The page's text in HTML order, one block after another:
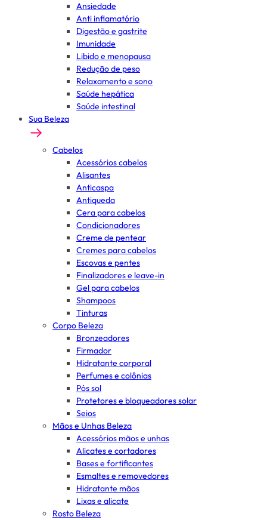
Ansiedade
Anti inflamatório
Digestão e gastrite
Imunidade
Libido e menopausa
Redução de peso
Relaxamento e sono
Saúde hepática
Saúde intestinal
Sua Beleza
Cabelos
Acessórios cabelos
Alisantes
Anticaspa
Antiqueda
Cera para cabelos
Condicionadores
Creme de pentear
Cremes para cabelos
Escovas e pentes
Finalizadores e leave-in
Gel para cabelos
Shampoos
Tinturas
Corpo Beleza
Bronzeadores
Firmador
Hidratante corporal
Perfumes e colônias
Pós sol
Protetores e bloqueadores solar
Seios
Mãos e Unhas Beleza
Acessórios mãos e unhas
Alicates e cortadores
Bases e fortificantes
Esmaltes e removedores
Hidratante mãos
Lixas e alicate
Rosto Beleza